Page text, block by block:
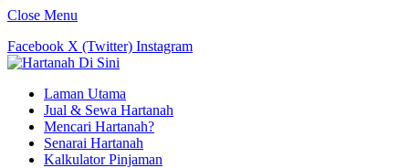
Close Menu
Facebook X (Twitter) Instagram
Laman Utama
Jual & Sewa Hartanah
Mencari Hartanah?
Senarai Hartanah
Kalkulator Pinjaman